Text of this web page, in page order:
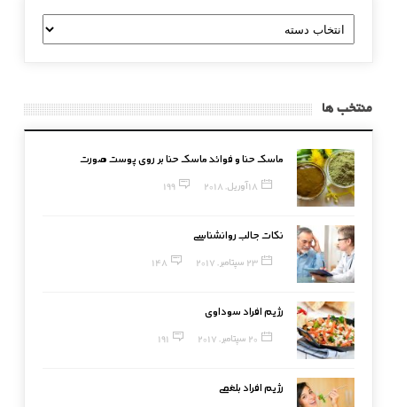
دسته
بندی
منتخب ها
ماسک حنا و فوائد ماسک حنا بر روی پوست صورت
18 آوریل, 2018 199
نکات جالب روانشناسی
23 سپتامبر, 2017 148
رژیم افراد سوداوی
20 سپتامبر, 2017 191
رژیم افراد بلغمی